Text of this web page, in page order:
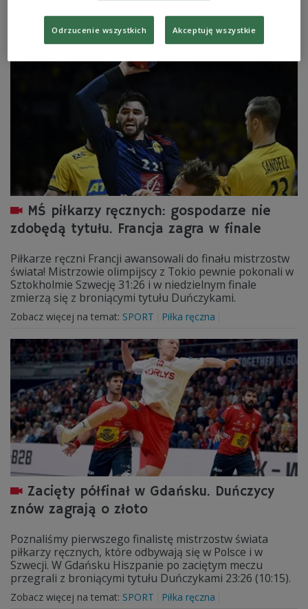
39:36 (18:22). W finale o godz. 21.00 obrońcy tytułu
Duńczycy zmierzą się ze Francuzami.
Zobacz więcej na temat:SPORT Piłka ręczna
MŚ piłkarzy ręcznych: gospodarze nie
zdobędą tytułu. Francja zagra w finale
Piłkarze ręczni Francji awansowali do finału mistrzostw
świata! Mistrzowie olimpijscy z Tokio pewnie pokonali w
Sztokholmie Szwecję 31:26 i w niedzielnym finale
zmierzą się z broniącymi tytułu Duńczykami.
Zobacz więcej na temat: SPORT Piłka ręczna
Zacięty półfinał w Gdańsku. Duńczycy
znów zagrają o złoto
Poznaliśmy pierwszego finalistę mistrzostw świata
piłkarzy ręcznych, które odbywają się w Polsce i w
Szwecji. W Gdańsku Hiszpanie po zaciętym meczu
przegrali z broniącymi tytułu Duńczykami 23:26 (10:15).
Zobacz więcej na temat: SPORT Piłka ręczna
Odrzucenie wszystkich Akceptuję wszystkie